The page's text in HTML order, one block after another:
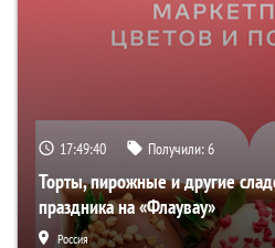
17:49:39 Получили:6
Торты, пирожные и другие
праздника на «Флаувау»
Россия